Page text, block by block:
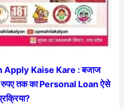
Apply Kaise Kare : बजाज
तक का Personal Loan ऐसे